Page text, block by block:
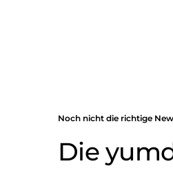
Noch nicht die richtige
Die